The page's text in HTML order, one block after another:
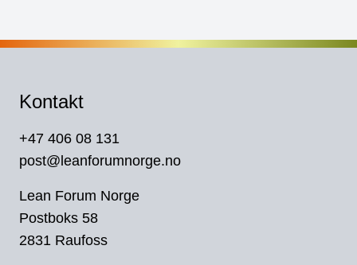
Kontakt
+47 406 08 131
post@leanforumnorge.no
Lean Forum Norge
Postboks 58
2831 Raufoss